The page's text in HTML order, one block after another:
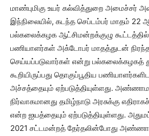
மாண்புமிகு உயர் கல்வித்துறை அமைச்சர்
இந்நிலையில், கடந்த செப்டம்பர் மாதம் 22
பல்கலைக்கழக ஆட்சிமன்றக்குழு கூட்டத்தில்
பணியாளர்கள் அக்டோபர் மாதத்துடன்
செய்யப்படுவார்கள் என்று பல்கலைக்கழகத்
கூறியிருப்பது தொகுப்பூதிய
அச்சத்தையும் ஏற்படுத்தியுள்ளது.
நிர்வாகமானது தமிழ்நாடு அரசுக்கு
என்ற ஐயத்தையும் ஏற்படுத்தியுள்ளது.
2021 சட்டமன்றத் தேர்தலின்போது